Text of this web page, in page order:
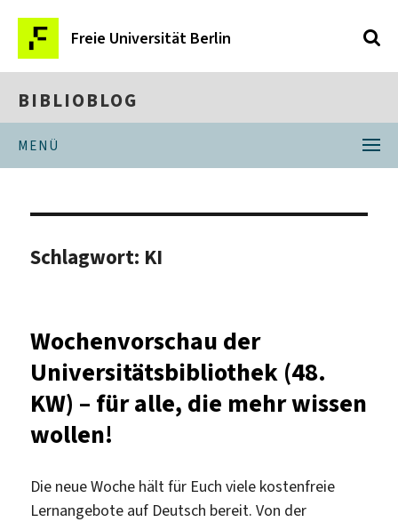
Freie Universität Berlin
BIBLIOBLOG
MENÜ
Schlagwort: KI
Wochenvorschau der
Universitätsbibliothek (48.
KW) – für alle, die mehr wissen
wollen!
Die neue Woche hält für Euch viele kostenfreie
Lernangebote auf Deutsch bereit. Von der